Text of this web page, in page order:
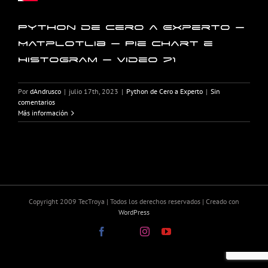
Python de Cero a Experto –
Matplotlib – Pie Chart e
Histogram – Video 71
Por dAndrusco | julio 17th, 2023 | Python de Cero a Experto | Sin
comentarios
Más información
Copyright 2009 TecTroya | Todos los derechos reservados | Creado con
WordPress
Facebook InstagramYouTube